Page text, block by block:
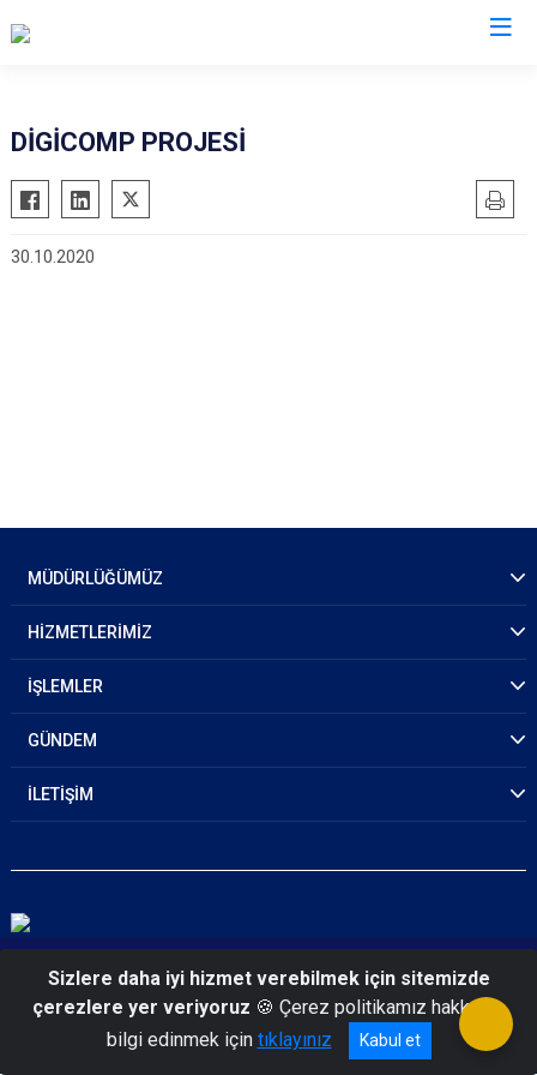
DİGİCOMP PROJESİ
30.10.2020
MÜDÜRLÜĞÜMÜZ
HİZMETLERİMİZ
İŞLEMLER
GÜNDEM
İLETİŞİM
© 2026 Kayseri Emniyet Müdürlüğü
Sizlere daha iyi hizmet verebilmek için sitemizde
çerezlere yer veriyoruz 🍪 Çerez politikamız hakkında
bilgi edinmek için tıklayınız Kabul et